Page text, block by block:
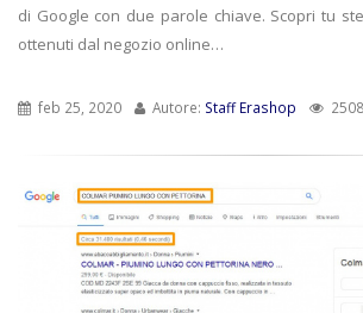
di Google con due parole chiave. Scopri tu
ottenuti dal negozio online…
feb 25, 2020 Autore: Staff Erashop 2508